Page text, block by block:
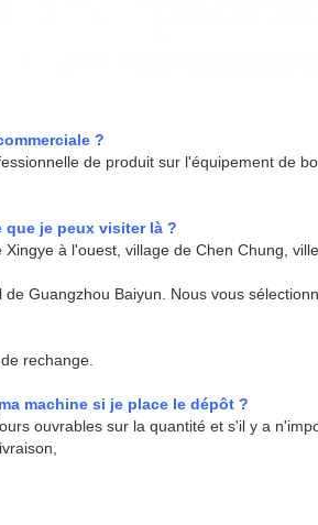
?
de produit sur l'équipement de
que je peux visiter là ?
à l'ouest, village de Chen Chung,
Guangzhou Baiyun. Nous vous
rechange.
machine si je place le dépôt ?
ouvrables sur la quantité et s'il y a